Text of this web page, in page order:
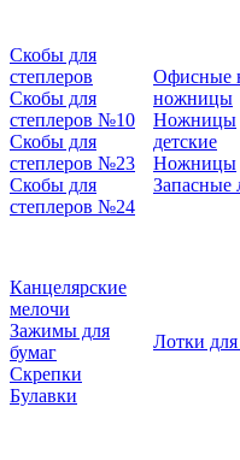
Скобы для
степлеров
Скобы для
степлеров №10
Скобы для
степлеров №23
Скобы для
степлеров №24
Офисные
ножницы
Ножницы
детские
Ножницы
Запасные
Канцелярские
мелочи
Зажимы для
бумаг
Скрепки
Булавки
Лотки